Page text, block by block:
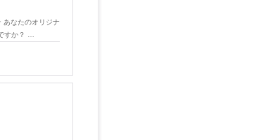
なたのオリジナ
すか？ …